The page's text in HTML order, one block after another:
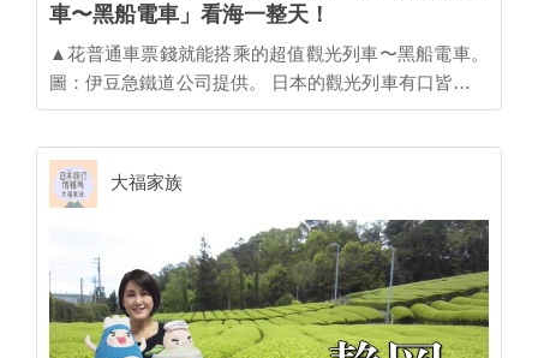
車〜黑船電車」看海一整天！
▲花普通車票錢就能搭乘的超值觀光列車〜黑船電車。
圖：伊豆急鐵道公司提供。 日本的觀光列車有口皆碑，
雖然搭乘價格偏高，海內外遊客還是趨之若鶩，或乾脆
島東部海岸線的「伊豆急觀光列車〜黑船電車」卻採逆
向操作，走平價親民路線，標榜全車都是自由席的普通
車，從起點熱海站搭到終點伊豆急下田站，全程只要
2020日圓。裝潢精美的車廂內更有面海觀景座位和展望
座位區，統統不用再加價就能坐。 更佛心的是，伊豆急
鐵道公司還推出外國人限定的「伊豆急線周遊劵Izukyu
Line Pass」共有一日券(￥1500)、二日券(￥2500)、三
大福家族